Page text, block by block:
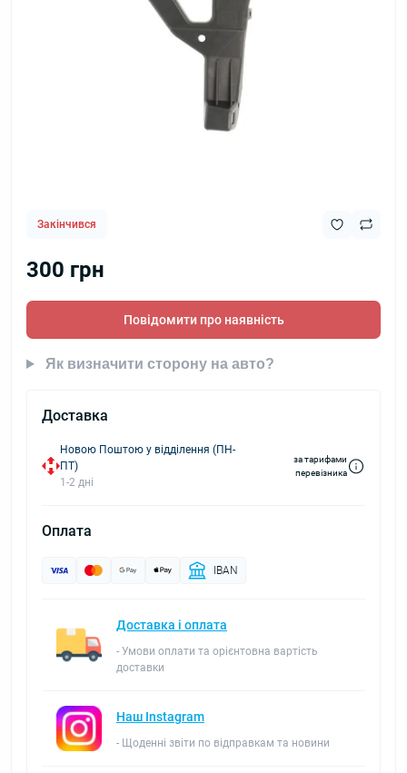
Закінчився
300 грн
Повідомити про наявність
Як визначити сторону на авто?
Доставка
Новою Поштою у відділення (ПН-
ПТ)
1-2 дні
за тарифами
перевізника
Оплата
IBAN
Доставка і оплата
- Умови оплати та орієнтовна вартість
доставки
Наш Instagram
- Щоденні звіти по відправкам та новини